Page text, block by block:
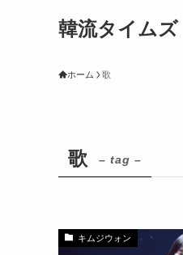
韓流タイムズ
ホーム 歌
歌 – tag –
キムジウォン